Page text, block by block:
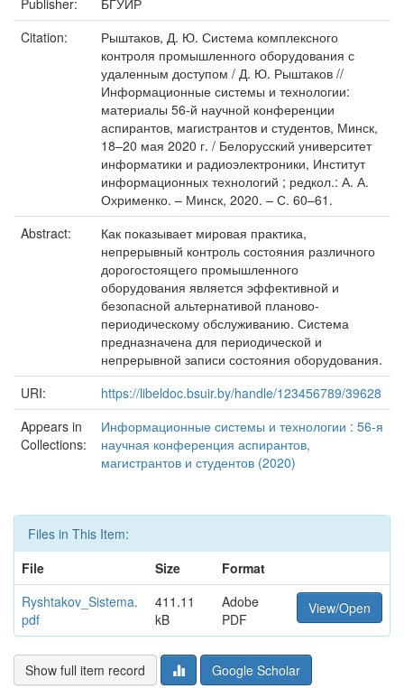
Publisher:
БГУИР
Citation:
Рыштаков, Д. Ю. Система комплексного
контроля промышленного оборудования с
удаленным доступом / Д. Ю. Рыштаков //
Информационные системы и технологии:
материалы 56-й научной конференции
аспирантов, магистрантов и студентов, Минск,
18–20 мая 2020 г. / Белорусский университет
информатики и радиоэлектроники, Институт
информационных технологий ; редкол.: А. А.
Охрименко. – Минск, 2020. – С. 60–61.
Abstract:
Как показывает мировая практика,
непрерывный контроль состояния различного
дорогостоящего промышленного
оборудования является эффективной и
безопасной альтернативой планово-
периодическому обслуживанию. Система
предназначена для периодической и
непрерывной записи состояния оборудования.
URI:
https://libeldoc.bsuir.by/handle/123456789/39628
Appears in
Collections:
Информационные системы и технологии : 56-я
научная конференция аспирантов,
магистрантов и студентов (2020)
Files in This Item:
File
Size
Format
Ryshtakov_Sistema.
pdf
411.11
kB
Adobe
PDF
View/Open
Show full item record Google Scholar